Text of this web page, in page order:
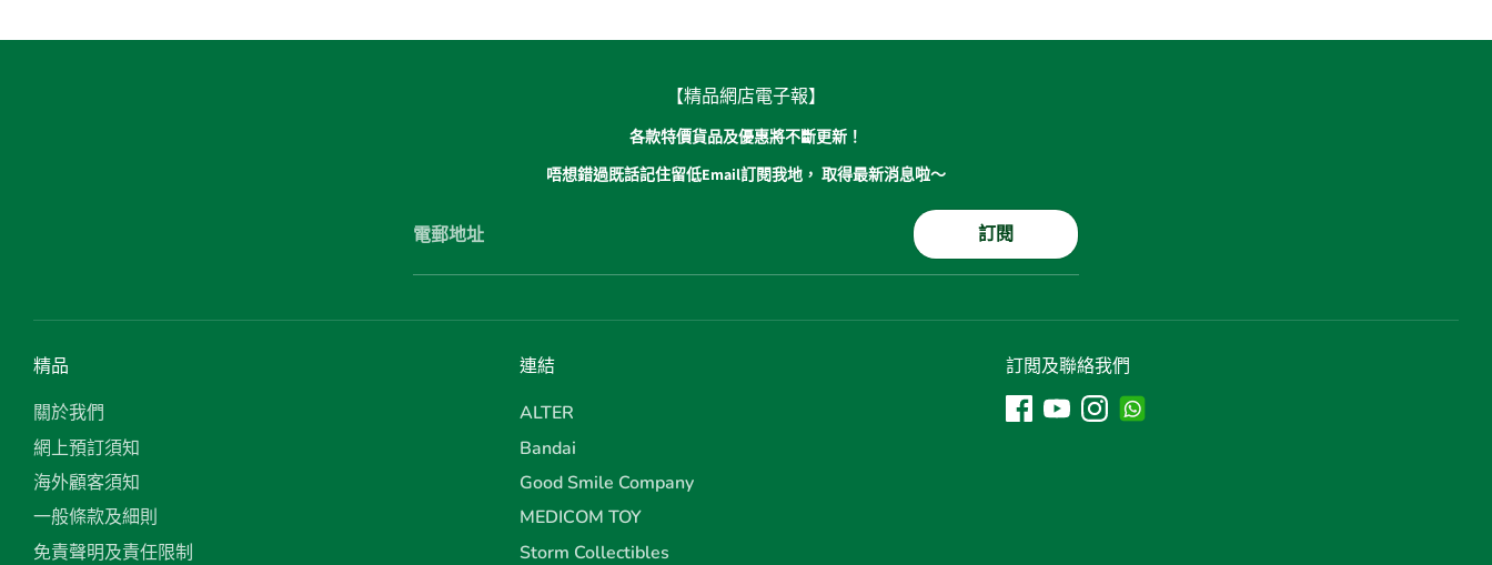
【精品網店電子報】
各款特價貨品及優惠將不斷更新！
唔想錯過既話記住留低Email訂閱我地， 取得最新消息啦～
電郵地址 訂閱
精品
關於我們
網上預訂須知
海外顧客須知
一般條款及細則
免責聲明及責任限制
連結
ALTER
Bandai
Good Smile Company
MEDICOM TOY
Storm Collectibles
訂閲及聯絡我們